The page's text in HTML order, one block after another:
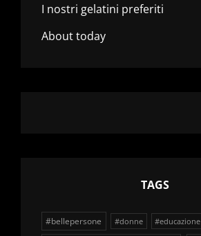
I nostri gelatini preferiti
About today
TAGS
#bellepersone #donne #educazione